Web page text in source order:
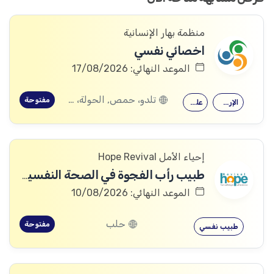
منظمة بهار الإنسانية
اخصائي نفسي
الموعد النهائي: 17/08/2026
علم النفس الإرشاد النفسي تلدو، حمص, الحولة، حمص مفتوحة
إحياء الأمل Hope Revival
طبيب رأب الفجوة في الصحة النفسية (mhGAP Doctor)
الموعد النهائي: 10/08/2026
طبيب نفسي حلب مفتوحة